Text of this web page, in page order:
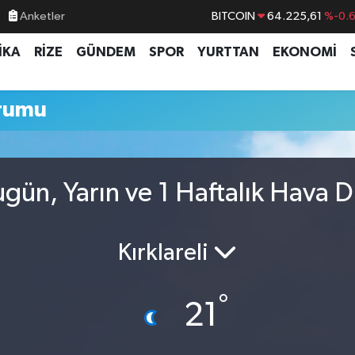
Anketler BITCOIN 64.225,61 %-
47,6704
GRAM ALTIN 6510.40
BİST100 13.799
RİZE GÜNDEM SPOR YURTTAN EKONOMİ
Yarın ve 1 Haftalık Hava
Kırklareli
21 °